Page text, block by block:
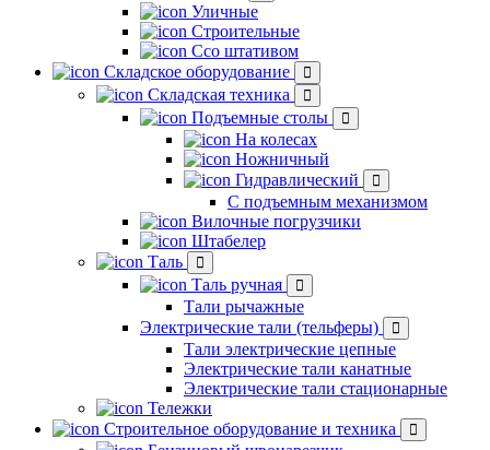
Уличные
Строительные
Ссо штативом
Складское оборудование
Складская техника
Подъемные столы
На колесах
Ножничный
Гидравлический
С подъемным механизмом
Вилочные погрузчики
Штабелер
Таль
Таль ручная
Тали рычажные
Электрические тали (тельферы)
Тали электрические цепные
Электрические тали канатные
Электрические тали стационарные
Тележки
Строительное оборудование и техника